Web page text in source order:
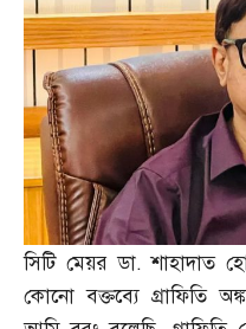
সিটি মেয়র ডা.শাহাদাত
কোনো বক্তব্যে গ্রাফিতি